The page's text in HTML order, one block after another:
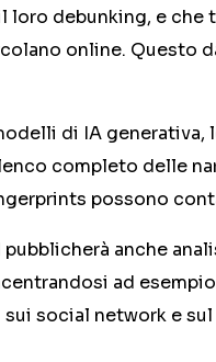
loro debunking, e che
online. Questo
di IA generativa,
completo delle
possono
anche
ad
social network e sul